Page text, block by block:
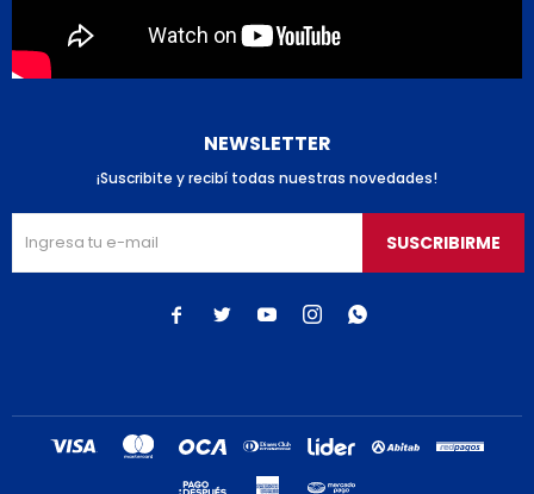
NEWSLETTER
¡Suscribite y recibí todas nuestras novedades!
SUSCRIBIRME
    